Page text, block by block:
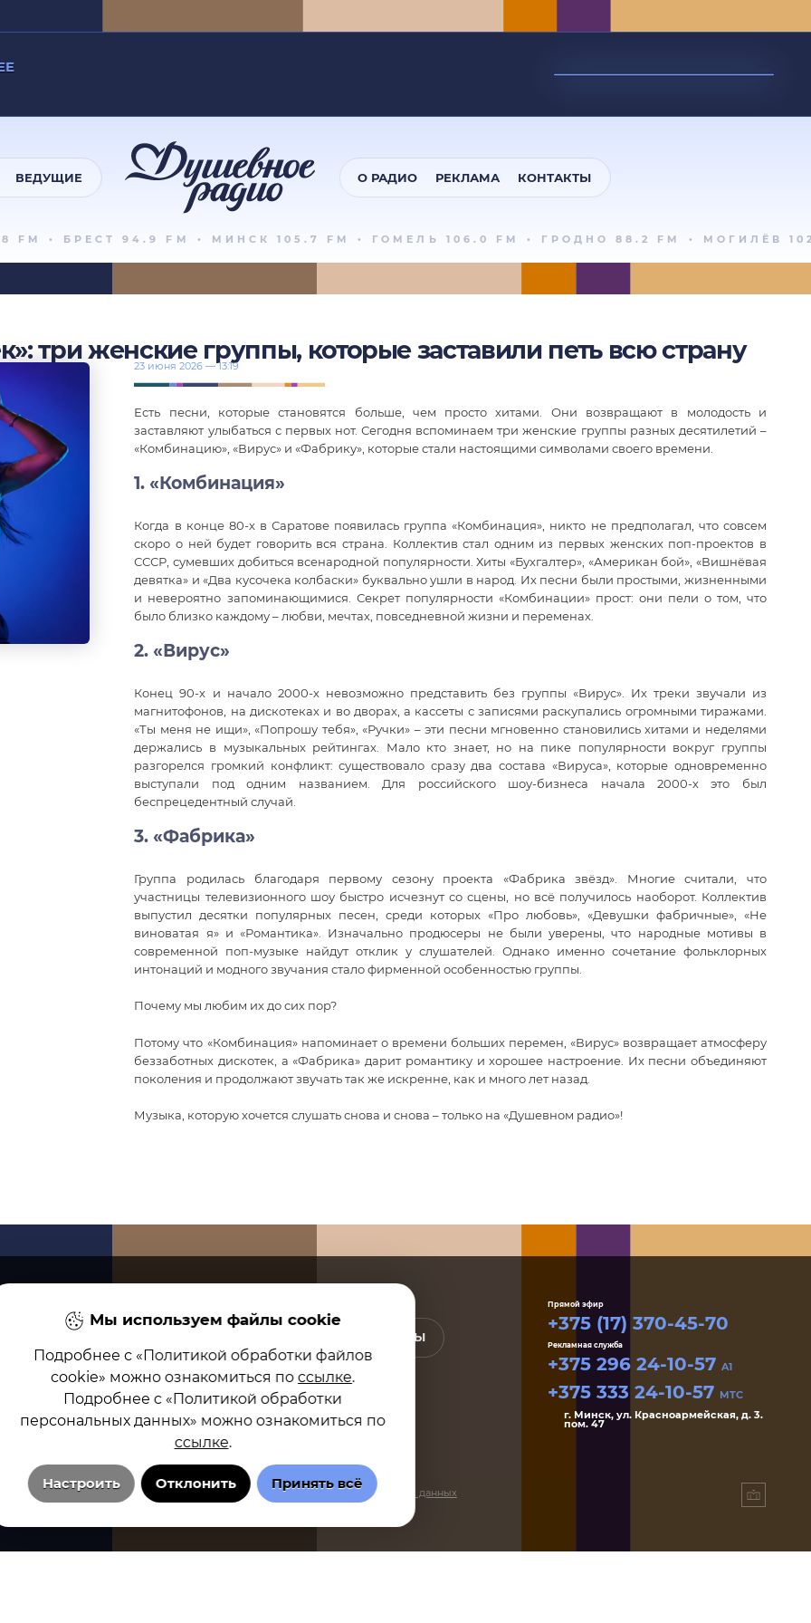
ВЕДУЩИЕ О РАДИО РЕКЛАМА КОНТАКТЫ
• БРЕСТ 94.9 FM • МИНСК 105.7 FM • ГОМЕЛЬ 106.0 FM • ГРОДНО 88.2 FM • МОГИЛЁВ 102.1
три женские группы, которые заставили петь всю страну
23 июня 2026 — 13:19
Есть песни, которые становятся больше, чем просто хитами. Они возвращают в молодость и
заставляют улыбаться с первых нот. Сегодня вспоминаем три женские группы разных десятилетий –
«Комбинацию», «Вирус» и «Фабрику», которые стали настоящими символами своего времени.
1. «Комбинация»
Когда в конце 80-х в Саратове появилась группа «Комбинация», никто не предполагал, что совсем
скоро о ней будет говорить вся страна. Коллектив стал одним из первых женских поп-проектов в
СССР, сумевших добиться всенародной популярности. Хиты «Бухгалтер», «Американ бой», «Вишнёвая
девятка» и «Два кусочека колбаски» буквально ушли в народ. Их песни были простыми, жизненными
и невероятно запоминающимися. Секрет популярности «Комбинации» прост: они пели о том, что
было близко каждому – любви, мечтах, повседневной жизни и переменах.
2. «Вирус»
Конец 90-х и начало 2000-х невозможно представить без группы «Вирус». Их треки звучали из
магнитофонов, на дискотеках и во дворах, а кассеты с записями раскупались огромными тиражами.
«Ты меня не ищи», «Попрошу тебя», «Ручки» – эти песни мгновенно становились хитами и неделями
держались в музыкальных рейтингах. Мало кто знает, но на пике популярности вокруг группы
разгорелся громкий конфликт: существовало сразу два состава «Вируса», которые одновременно
выступали под одним названием. Для российского шоу-бизнеса начала 2000-х это был
беспрецедентный случай.
3. «Фабрика»
Группа родилась благодаря первому сезону проекта «Фабрика звёзд». Многие считали, что
участницы телевизионного шоу быстро исчезнут со сцены, но всё получилось наоборот. Коллектив
выпустил десятки популярных песен, среди которых «Про любовь», «Девушки фабричные», «Не
виноватая я» и «Романтика». Изначально продюсеры не были уверены, что народные мотивы в
современной поп-музыке найдут отклик у слушателей. Однако именно сочетание фольклорных
интонаций и модного звучания стало фирменной особенностью группы.
Почему мы любим их до сих пор?
Потому что «Комбинация» напоминает о времени больших перемен, «Вирус» возвращает атмосферу
беззаботных дискотек, а «Фабрика» дарит романтику и хорошее настроение. Их песни объединяют
поколения и продолжают звучать так же искренне, как и много лет назад.
Музыка, которую хочется слушать снова и снова – только на «Душевном радио»!
КОНТАКТЫ
Прямой эфир
+375 (17) 370-45-70
Рекламная служба
+375 296 24-10-57A1
+375 333 24-10-57 MTC
г. Минск, ул. Красноармейская, д. 3.
пом. 47
файлов cookie Настройка cookie Политика обработки персональных данных
Мы используем файлы cookie
Подробнее с «Политикой обработки файлов
cookie» можно ознакомиться по ссылке.
Подробнее с «Политикой обработки
персональных данных» можно ознакомиться по
ссылке.
Настроить Отклонить Принять всё
работы пользователя на сайте. Всегда включены.